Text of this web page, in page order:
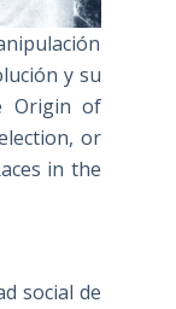
y su
Origin of
or
in the
social de